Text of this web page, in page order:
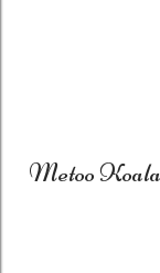
Metoo